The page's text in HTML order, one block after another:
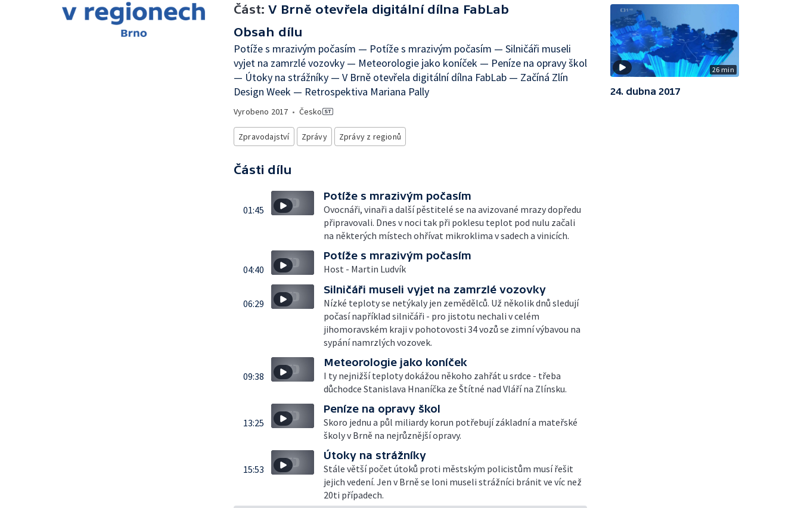
Část: V Brně otevřela digitální dílna FabLab
Obsah dílu
Potíže s mrazivým počasím — Potíže s mrazivým počasím — Silničáři museli
vyjet na zamrzlé vozovky — Meteorologie jako koníček — Peníze na opravy škol
— Útoky na strážníky — V Brně otevřela digitální dílna FabLab — Začíná Zlín
Design Week — Retrospektiva Mariana Pally
Vyrobeno 2017 • Česko
Zpravodajství Zprávy Zprávy z regionů
Části dílu
01:45
Potíže s mrazivým počasím
Ovocnáři, vinaři a další pěstitelé se na avizované mrazy dopředu
připravovali. Dnes v noci tak při poklesu teplot pod nulu začali
na některých místech ohřívat mikroklima v sadech a vinicích.
04:40
Potíže s mrazivým počasím
Host - Martin Ludvík
06:29
Silničáři museli vyjet na zamrzlé vozovky
Nízké teploty se netýkaly jen zemědělců. Už několik dnů sledují
počasí například silničáři - pro jistotu nechali v celém
jihomoravském kraji v pohotovosti 34 vozů se zimní výbavou na
sypání namrzlých vozovek.
09:38
Meteorologie jako koníček
I ty nejnižší teploty dokážou někoho zahřát u srdce - třeba
důchodce Stanislava Hnaníčka ze Štítné nad Vláří na Zlínsku.
13:25
Peníze na opravy škol
Skoro jednu a půl miliardy korun potřebují základní a mateřské
školy v Brně na nejrůznější opravy.
15:53
Útoky na strážníky
Stále větší počet útoků proti městským policistům musí řešit
jejich vedení. Jen v Brně se loni museli strážníci bránit ve víc než
20ti případech.
26 min
24. dubna 2017